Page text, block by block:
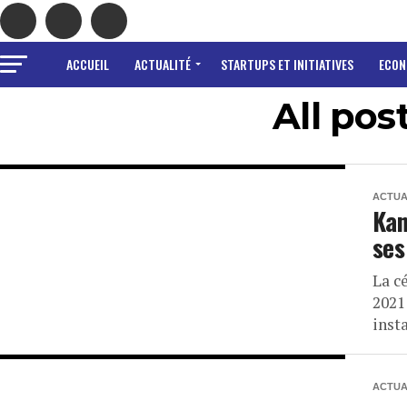
ACCUEIL ACTUALITÉ STARTUPS ET INITIATIVES
All
La